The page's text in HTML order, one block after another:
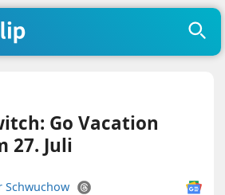
Go Vacation
27. Juli
Schwuchow